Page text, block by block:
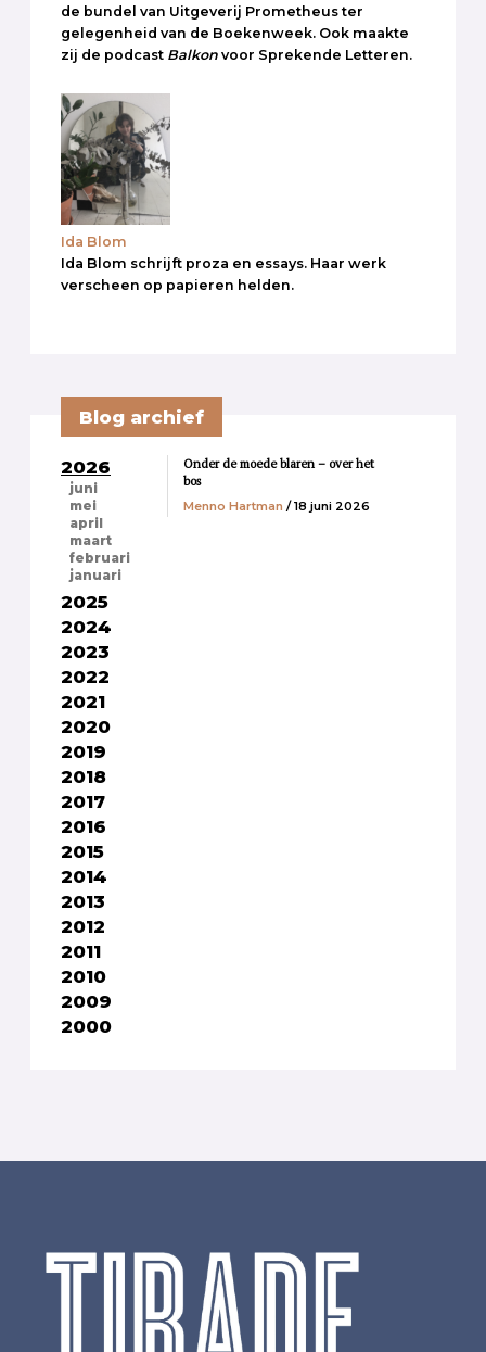
de bundel van Uitgeverij Prometheus ter
gelegenheid van de Boekenweek. Ook maakte
zij de podcast Balkon voor Sprekende Letteren.
Ida Blom
Ida Blom schrijft proza en essays. Haar werk
verscheen op papieren helden.
Blog archief
2026
juni
mei
april
maart
februari
januari
2025
2024
2023
2022
2021
2020
2019
2018
2017
2016
2015
2014
2013
2012
2011
2010
2009
2000
Onder de moede blaren – over het
bos
Menno Hartman / 18 juni 2026